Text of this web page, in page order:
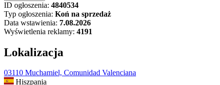
ID ogłoszenia: 4840534
Typ ogłoszenia: Koń na sprzedaż
Data wstawienia: 7.08.2026
Wyświetlenia reklamy: 4191
Lokalizacja
03110 Muchamiel, Comunidad Valenciana
Hiszpania